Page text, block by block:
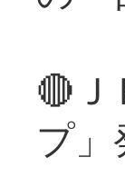
🔴
プ」